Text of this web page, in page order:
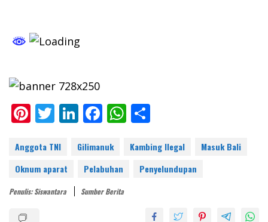
Pi
er
e
st
T
itt
er
Li
k
e
dI
F
e
b
o
W
at ar
e
Anggota TNI Gilimanuk Kambing Ilegal
Masuk Bali
Oknum aparat
Pelabuhan Penyelundupan
Penulis: Siswantara Sumber Berita